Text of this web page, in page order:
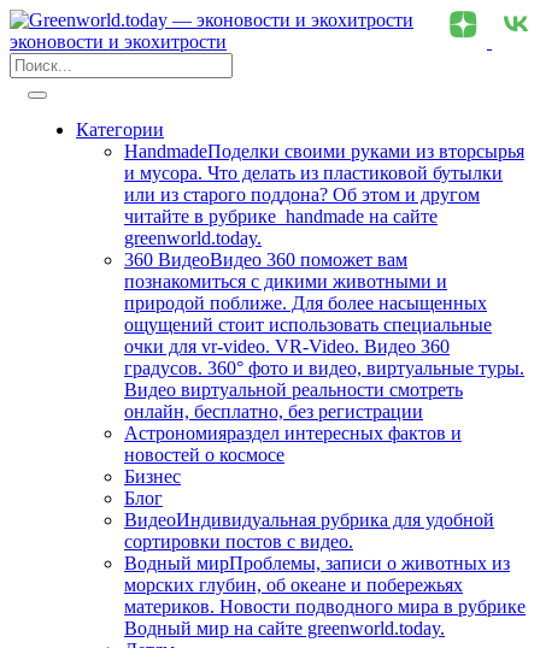
эконовости и экохитрости
Категории
HandmadeПоделки своими руками из вторсырья
и мусора. Что делать из пластиковой бутылки
или из старого поддона? Об этом и другом
читайте в рубрике handmade на сайте
greenworld.today.
360 ВидеоВидео 360 поможет вам
познакомиться с дикими животными и
природой поближе. Для более насыщенных
ощущений стоит использовать специальные
очки для vr-video. VR-Video. Видео 360
градусов. 360° фото и видео, виртуальные туры.
Видео виртуальной реальности смотреть
онлайн, бесплатно, без регистрации
Астрономияраздел интересных фактов и
новостей о космосе
Бизнес
Блог
ВидеоИндивидуальная рубрика для удобной
сортировки постов с видео.
Водный мирПроблемы, записи о животных из
морских глубин, об океане и побережьях
материков. Новости подводного мира в рубрике
Водный мир на сайте greenworld.today.